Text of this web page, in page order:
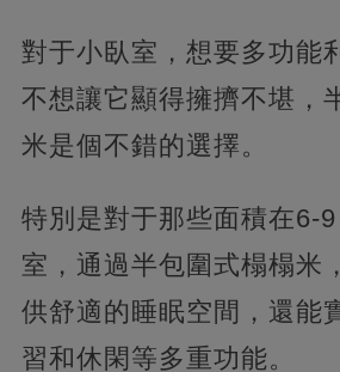
對于小臥室，想要多功能
不想讓它顯得擁擠不堪，
米是個不錯的選擇。
特別是對于那些面積在6-
室，通過半包圍式榻榻米
供舒適的睡眠空間，還能
習和休閑等多重功能。